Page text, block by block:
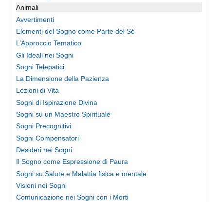
Animali
Avvertimenti
Elementi del Sogno come Parte del Sé
L’Approccio Tematico
Gli Ideali nei Sogni
Sogni Telepatici
La Dimensione della Pazienza
Lezioni di Vita
Sogni di Ispirazione Divina
Sogni su un Maestro Spirituale
Sogni Precognitivi
Sogni Compensatori
Desideri nei Sogni
Il Sogno come Espressione di Paura
Sogni su Salute e Malattia fisica e mentale
Visioni nei Sogni
Comunicazione nei Sogni con i Morti